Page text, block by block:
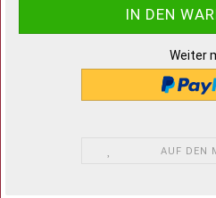
Weiter
AUF DEN